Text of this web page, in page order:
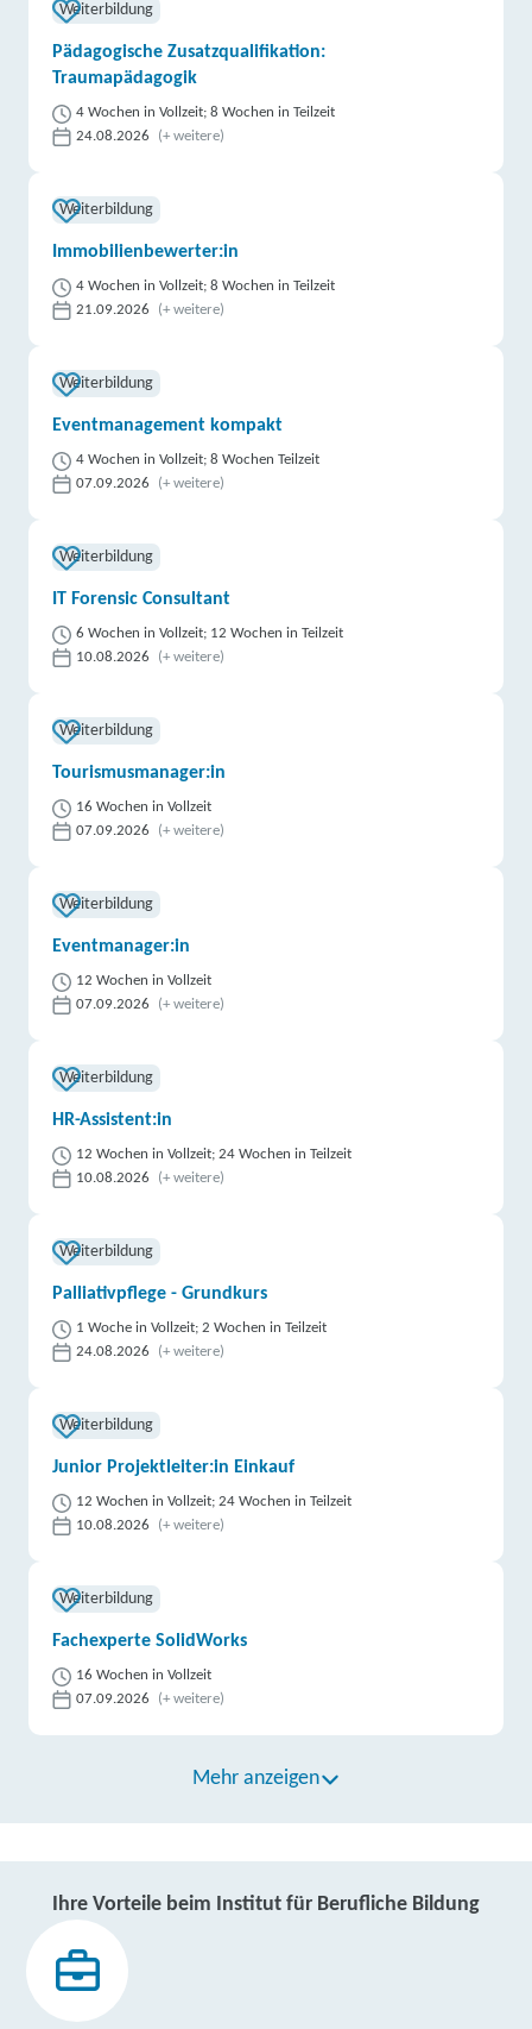
Weiterbildung
Pädagogische Zusatzqualifikation:
Traumapädagogik
4 Wochen in Vollzeit; 8 Wochen in Teilzeit
24.08.2026
(+ weitere)
Weiterbildung
Immobilienbewerter:in
4 Wochen in Vollzeit; 8 Wochen in Teilzeit
21.09.2026
(+ weitere)
Weiterbildung
Eventmanagement kompakt
4 Wochen in Vollzeit; 8 Wochen Teilzeit
07.09.2026
(+ weitere)
Weiterbildung
IT Forensic Consultant
6 Wochen in Vollzeit; 12 Wochen in Teilzeit
10.08.2026
(+ weitere)
Weiterbildung
Tourismusmanager:in
16 Wochen in Vollzeit
07.09.2026
(+ weitere)
Weiterbildung
Eventmanager:in
12 Wochen in Vollzeit
07.09.2026
(+ weitere)
Weiterbildung
HR-Assistent:in
12 Wochen in Vollzeit; 24 Wochen in Teilzeit
10.08.2026
(+ weitere)
Weiterbildung
Palliativpflege - Grundkurs
1 Woche in Vollzeit; 2 Wochen in Teilzeit
24.08.2026
(+ weitere)
Weiterbildung
Junior Projektleiter:in Einkauf
12 Wochen in Vollzeit; 24 Wochen in Teilzeit
10.08.2026
(+ weitere)
Weiterbildung
Fachexperte SolidWorks
16 Wochen in Vollzeit
07.09.2026
(+ weitere)
Mehr anzeigen
Ihre Vorteile beim Institut für Berufliche Bildung